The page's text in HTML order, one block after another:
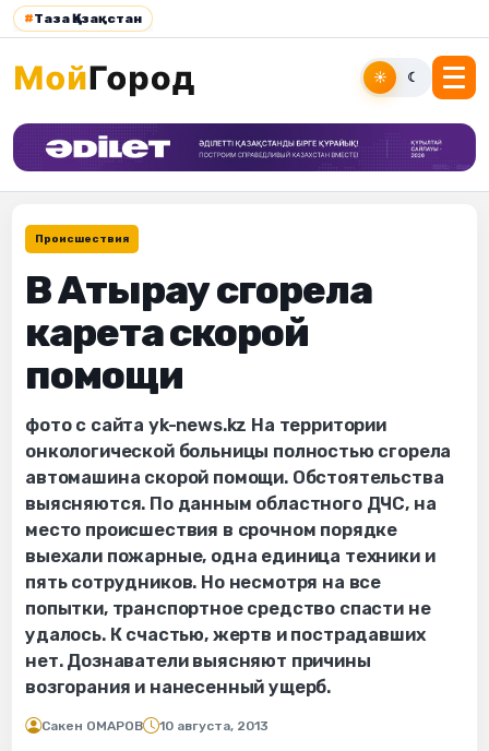
#Таза Қазақстан
☀ ☾
Происшествия
В Атырау сгорела
карета скорой
помощи
фото с сайта yk-news.kz На территории
онкологической больницы полностью сгорела
автомашина скорой помощи. Обстоятельства
выясняются. По данным областного ДЧС, на
место происшествия в срочном порядке
выехали пожарные, одна единица техники и
пять сотрудников. Но несмотря на все
попытки, транспортное средство спасти не
удалось. К счастью, жертв и пострадавших
нет. Дознаватели выясняют причины
возгорания и нанесенный ущерб.
Сакен ОМАРОВ 10 августа, 2013